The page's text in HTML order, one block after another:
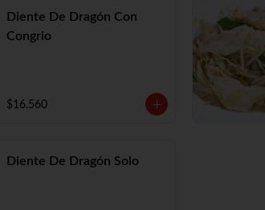
Diente De Dragón Con
Congrio
$16.560
Diente De Dragón Solo